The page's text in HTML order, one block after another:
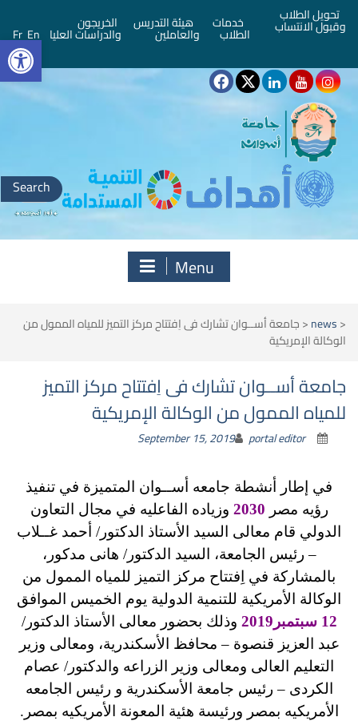
تحويل الطلاب
وقبول الانتساب خدمات
الطلاب
هيئة التدريس
والعاملين
الخريجون
والدراسات العليا En
Fr
Search
for:
Menu
<
news
<جامعة أســوان تشارك فى اِفتتاح مركز التميز للمياه الممول من
الوكالة الإمريكية
جامعة أســوان تشارك فى اِفتتاح مركز التميز
للمياه الممول من الوكالة الإمريكية
September 15, 2019 portal editor
في إطار أنشطة جامعه أســوان المتميزة في تنفيذ
رؤيه مصر 2030 وزياده الفاعليه في مجال التعاون
الدولي قام معالى السيد الأستاذ الدكتور/ أحمد غــلاب
– رئيس الجامعة، السيد الدكتور/ هانى مدكور،
بالمشاركة في اِفتتاح مركز التميز للمياه الممول من
الوكالة الأمريكية للتنمية الدولية يوم الخميس الموافق
12 سبتمبر2019
وذلك بحضور معالى الأستاذ الدكتور/
عبد العزيز قنصوة – محافظ الأسكندرية، ومعالى وزير
التعليم العالى ومعالى وزير الزراعه والدكتور/ عصام
الكردى – رئيس جامعة الأسكندرية و رئيس الجامعه
الأمريكيه بمصر ورئيسة هئية المعونة الأمريكيه بمصر.